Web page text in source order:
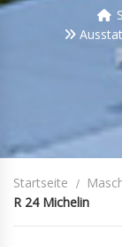
Startseite
R 24 Michelin